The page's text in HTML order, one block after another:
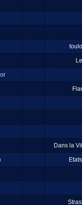
Dans la